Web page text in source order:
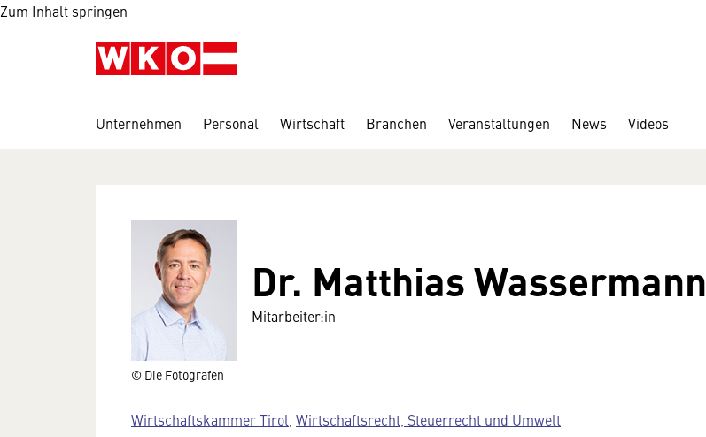
Zum Inhalt springen
Unternehmen Personal Wirtschaft Branchen Veranstaltungen News Videos
© Die Fotografen
Dr. Matthias Wassermann
Mitarbeiter:in
Wirtschaftskammer Tirol Wirtschaftsrecht, Steuerrecht und Umwelt